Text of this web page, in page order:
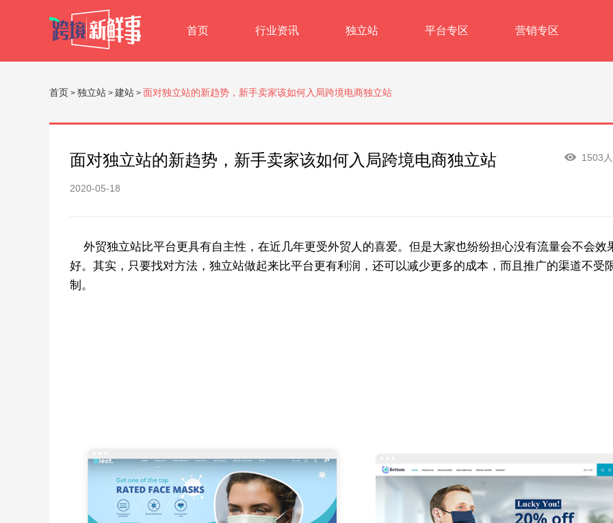
首页 行业资讯 独立站 平台专区 营销专区
首页 > 独立站 > 建站 > 面对独立站的新趋势，新手卖家该如何入局跨境电商独立站
面对独立站的新趋势，新手卖家该如何入局跨境电商独立站
2020-05-18
1503
外贸独立站比平台更具有自主性，在近几年更受外贸人的喜爱。但是大家也纷纷担心没有流量会不会效
好。其实，只要找对方法，独立站做起来比平台更有利润，还可以减少更多的成本，而且推广的渠道不受
制。